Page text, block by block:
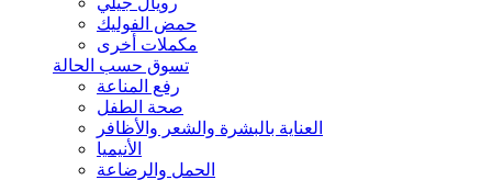
حمض الفوليك
مكملات أخرى
تسوق حسب الحالة
رفع المناعة
صحة الطفل
العناية بالبشرة والشعر والأظافر
الأنيميا
الحمل والرضاعة